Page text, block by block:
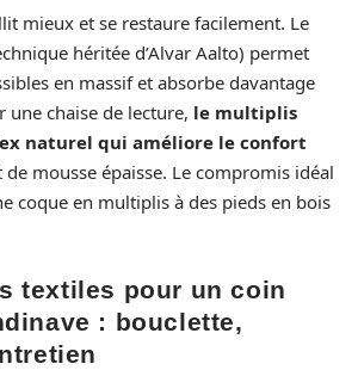
mieux et se restaure facilement. Le
héritée d’Alvar Aalto) permet
en massif et absorbe davantage
une chaise de lecture, le multiplis
naturel qui améliore le confort
de mousse épaisse. Le compromis idéal
coque en multiplis à des pieds en bois
textiles pour un coin
: bouclette,